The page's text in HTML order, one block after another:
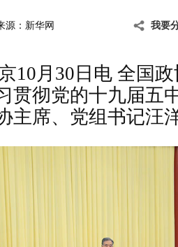
源：新华网 我要
10月30日电 全国
贯彻党的十九届五
主席、党组书记汪